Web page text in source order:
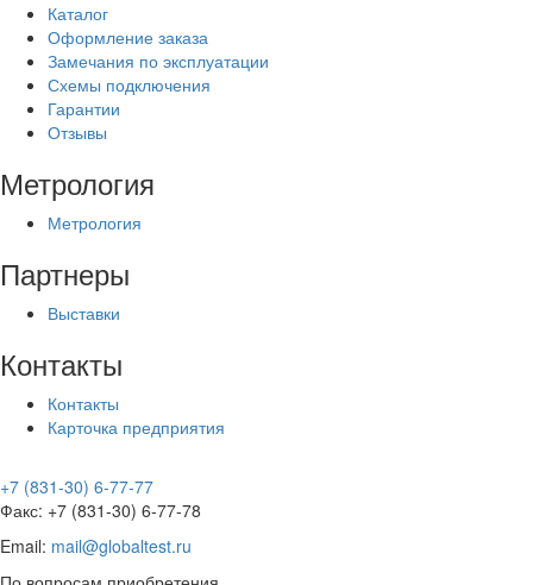
Каталог
Оформление заказа
Замечания по эксплуатации
Схемы подключения
Гарантии
Отзывы
Метрология
Метрология
Партнеры
Выставки
Контакты
Контакты
Карточка предприятия
+7 (831-30) 6-77-77
Факс: +7 (831-30) 6-77-78
Email: mail@globaltest.ru